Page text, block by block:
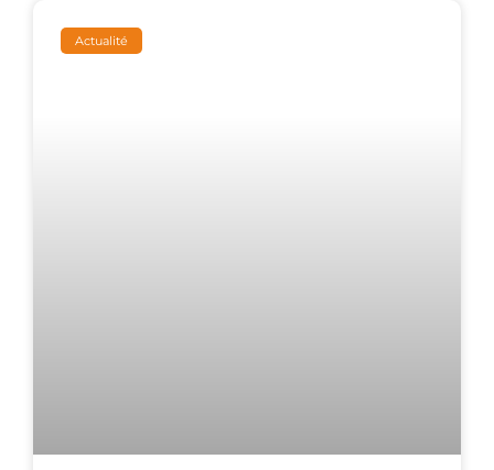
Actualité